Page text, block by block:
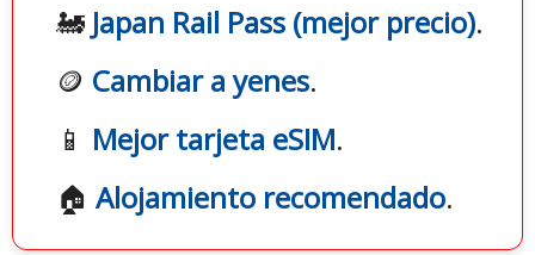
🚂 Japan Rail Pass (mejor precio).
🪙 Cambiar a yenes.
📱 Mejor tarjeta eSIM.
🏠 Alojamiento recomendado.